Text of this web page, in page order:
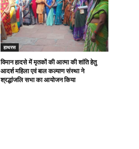
हाथरस
विमान हादसे में मृतकों की आत्मा की शांति हेतु
आदर्श महिला एवं बाल कल्याण संस्था ने
श्रद्धांजलि सभा का आयोजन किया